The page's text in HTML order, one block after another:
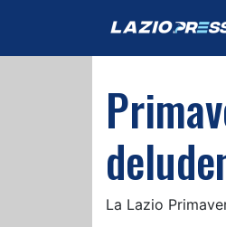
La Lazio